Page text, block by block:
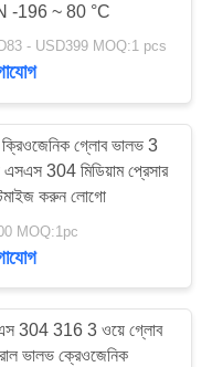
ভালভ
ভালভ
-196 ~ 80 °C
- USD399 MOQ:1 pcs
ক্রিওজেনিক গ্লোব ভালভ 3
এসএস 304 মিডিয়াম প্রেসার
করুন লোগো
MOQ:1pc
304 316 3 ওয়ে গ্লোব
ভালভ ক্রেওজেনিক